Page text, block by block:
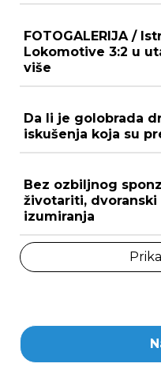
FOTOGALERIJA /
Lokomotive 3:2 u
više
Da li je golobrada
iskušenja koja su
Bez ozbiljnog
životariti, dvoranski
izumiranja